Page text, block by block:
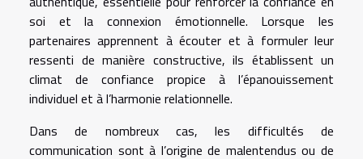
soi et la connexion émotionnelle. Lorsque les
partenaires apprennent à écouter et à formuler leur
ressenti de manière constructive, ils établissent un
climat de confiance propice à l’épanouissement
individuel et à l’harmonie relationnelle.
Dans de nombreux cas, les difficultés de
communication sont à l’origine de malentendus ou de